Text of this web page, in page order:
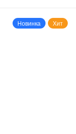
Новинка Хит